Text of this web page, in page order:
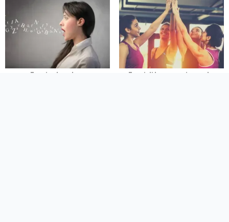
Frasi sul parlare Frasi di Incoraggiamento